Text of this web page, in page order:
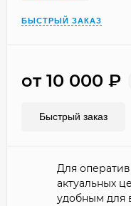
БЫСТРЫЙ ЗАКАЗ
от 10 000 ₽
Быстрый заказ
Для
актуальных
удобным для